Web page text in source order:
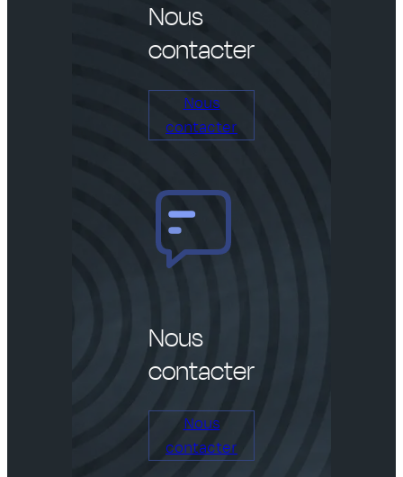
Nous
contacter
Nous
contacter
Nous
contacter
Nous
contacter